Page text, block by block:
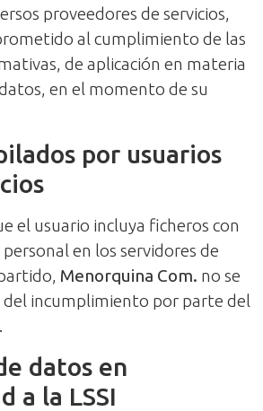
proveedores de servicios,
al cumplimiento de las
de aplicación en materia
en el momento de su
por usuarios
el usuario incluya ficheros con
en los servidores de
Menorquina Com. no se
del incumplimiento por parte del
datos en
a la LSSI